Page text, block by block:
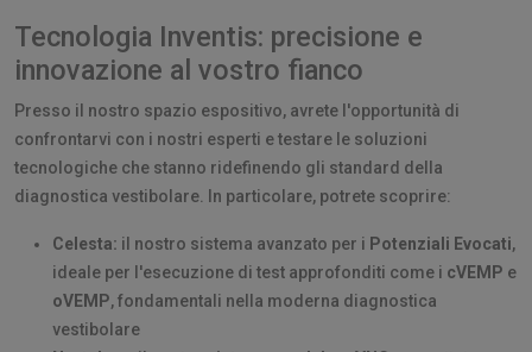
Tecnologia Inventis: precisione e
innovazione al vostro fianco
Presso il nostro spazio espositivo, avrete l'opportunità di
confrontarvi con i nostri esperti e testare le soluzioni
tecnologiche che stanno ridefinendo gli standard della
diagnostica vestibolare. In particolare, potrete scoprire:
Celesta: il nostro sistema avanzato per i Potenziali Evocati,
ideale per l'esecuzione di test approfonditi come i cVEMP e
oVEMP, fondamentali nella moderna diagnostica
vestibolare